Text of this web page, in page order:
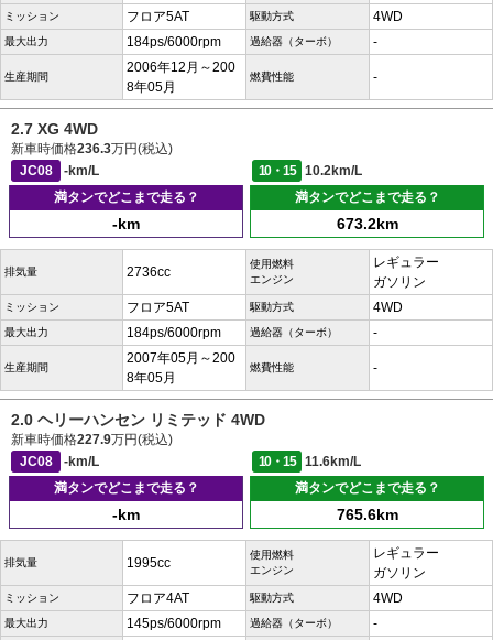
ミッション フロア5AT 駆動方式 4WD
最大出力 184ps/6000rpm 過給器（ターボ） -
生産期間
2006年12月～200
8年05月
燃費性能 -
2.7 XG 4WD
新車時価格236.3万円(税込)
JC08
-km/L 10・15
10.2km/L
満タンでどこまで走る？
-km
満タンでどこまで走る？
673.2km
排気量 2736cc
使用燃料
エンジン
レギュラー
ガソリン
ミッション フロア5AT 駆動方式 4WD
最大出力 184ps/6000rpm 過給器（ターボ） -
生産期間
2007年05月～200
8年05月
燃費性能 -
2.0 ヘリーハンセン リミテッド 4WD
新車時価格227.9万円(税込)
JC08
-km/L 10・15
11.6km/L
満タンでどこまで走る？
-km
満タンでどこまで走る？
765.6km
排気量 1995cc
使用燃料
エンジン
レギュラー
ガソリン
ミッション フロア4AT 駆動方式 4WD
最大出力 145ps/6000rpm 過給器（ターボ） -